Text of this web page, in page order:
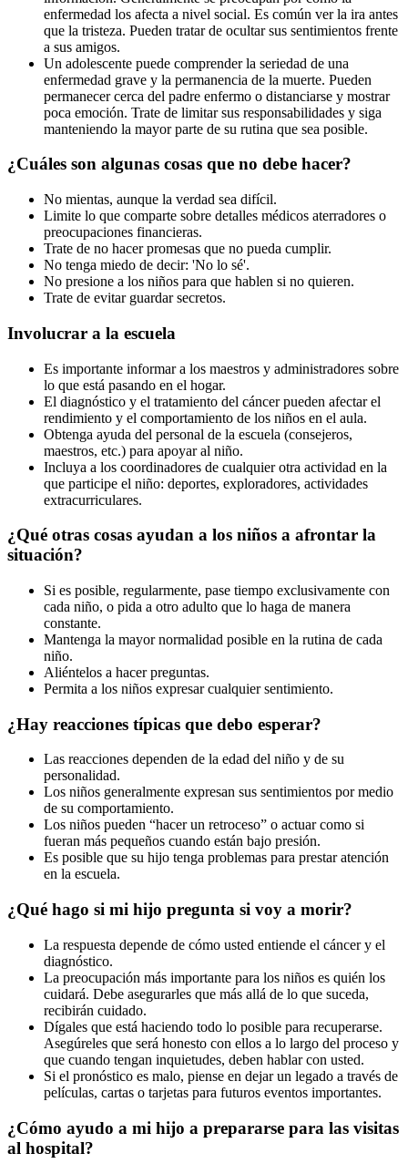
enfermedad los afecta a nivel social. Es común ver la ira antes
que la tristeza. Pueden tratar de ocultar sus sentimientos frente
a sus amigos.
Un adolescente puede comprender la seriedad de una
enfermedad grave y la permanencia de la muerte. Pueden
permanecer cerca del padre enfermo o distanciarse y mostrar
poca emoción. Trate de limitar sus responsabilidades y siga
manteniendo la mayor parte de su rutina que sea posible.
¿Cuáles son algunas cosas que no debe hacer?
No mientas, aunque la verdad sea difícil.
Limite lo que comparte sobre detalles médicos aterradores o
preocupaciones financieras.
Trate de no hacer promesas que no pueda cumplir.
No tenga miedo de decir: 'No lo sé'.
No presione a los niños para que hablen si no quieren.
Trate de evitar guardar secretos.
Involucrar a la escuela
Es importante informar a los maestros y administradores sobre
lo que está pasando en el hogar.
El diagnóstico y el tratamiento del cáncer pueden afectar el
rendimiento y el comportamiento de los niños en el aula.
Obtenga ayuda del personal de la escuela (consejeros,
maestros, etc.) para apoyar al niño.
Incluya a los coordinadores de cualquier otra actividad en la
que participe el niño: deportes, exploradores, actividades
extracurriculares.
¿Qué otras cosas ayudan a los niños a afrontar la
situación?
Si es posible, regularmente, pase tiempo exclusivamente con
cada niño, o pida a otro adulto que lo haga de manera
constante.
Mantenga la mayor normalidad posible en la rutina de cada
niño.
Aliéntelos a hacer preguntas.
Permita a los niños expresar cualquier sentimiento.
¿Hay reacciones típicas que debo esperar?
Las reacciones dependen de la edad del niño y de su
personalidad.
Los niños generalmente expresan sus sentimientos por medio
de su comportamiento.
Los niños pueden “hacer un retroceso” o actuar como si
fueran más pequeños cuando están bajo presión.
Es posible que su hijo tenga problemas para prestar atención
en la escuela.
¿Qué hago si mi hijo pregunta si voy a morir?
La respuesta depende de cómo usted entiende el cáncer y el
diagnóstico.
La preocupación más importante para los niños es quién los
cuidará. Debe asegurarles que más allá de lo que suceda,
recibirán cuidado.
Dígales que está haciendo todo lo posible para recuperarse.
Asegúreles que será honesto con ellos a lo largo del proceso y
que cuando tengan inquietudes, deben hablar con usted.
Si el pronóstico es malo, piense en dejar un legado a través de
películas, cartas o tarjetas para futuros eventos importantes.
¿Cómo ayudo a mi hijo a prepararse para las visitas
al hospital?